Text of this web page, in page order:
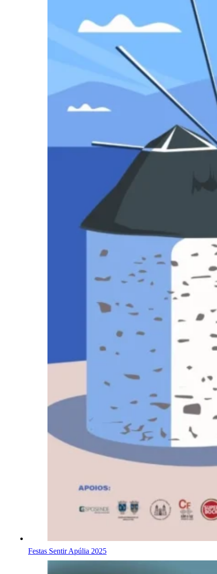
Festas Sentir Apúlia 2025